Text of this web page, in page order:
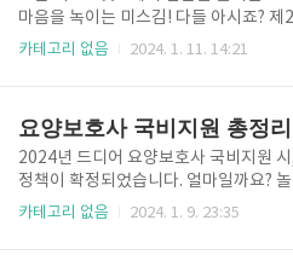
화면 잘 보고 따라하세요. 1. 나우를 설치
잘 아시는분은 플레이스토어에서 '네이
셔서 설치하면 됩니다. 어플 설치 잘 모
마음을 녹이는 미스김! 다들 아시죠? 제
지 말지 의견이 분분합니다. 오늘은 해남
2001년 3월 8일생 본명 : 김채린 MBTI :
는 음식 : 엄마가 끓여준 소고기 미역국
력하는 스타일, 긍정적인 생각 미스트롯
일 한번 크게 애브릴 것 미스김 인스타
스타그램이 있습니다. 직업 가수로써 운
카테고리 없음 2024. 1. 11. 14:21
요양보호사 국비지원 총정리
2024년 드디어 요양보호사 국비지원
정책이 확정되었습니다. 얼마일까요?
보호사 교육을 받고 동일한 직종에 취업
카테고리 없음 2024. 1. 9. 23:35